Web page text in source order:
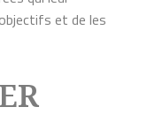
et de les